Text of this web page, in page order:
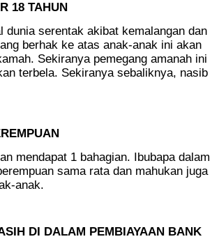
18 TAHUN
serentak akibat kemalangan dan
berhak ke atas anak-anak ini akan
Sekiranya pemegang amanah ini
terbela. Sekiranya sebaliknya, nasib
mendapat 1 bahagian. Ibubapa dalam
sama rata dan mahukan juga
anak.
DI DALAM PEMBIAYAAN BANK